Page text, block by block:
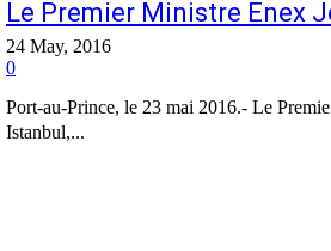
Le Premier Ministre Enex
24 May, 2016
0
Port-au-Prince, le 23 mai 2016.- Le
Istanbul,...